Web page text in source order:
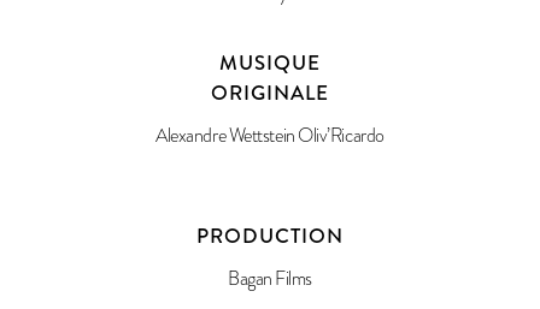
MUSIQUE
ORIGINALE
Alexandre Wettstein Oliv’Ricardo
PRODUCTION
Bagan Films